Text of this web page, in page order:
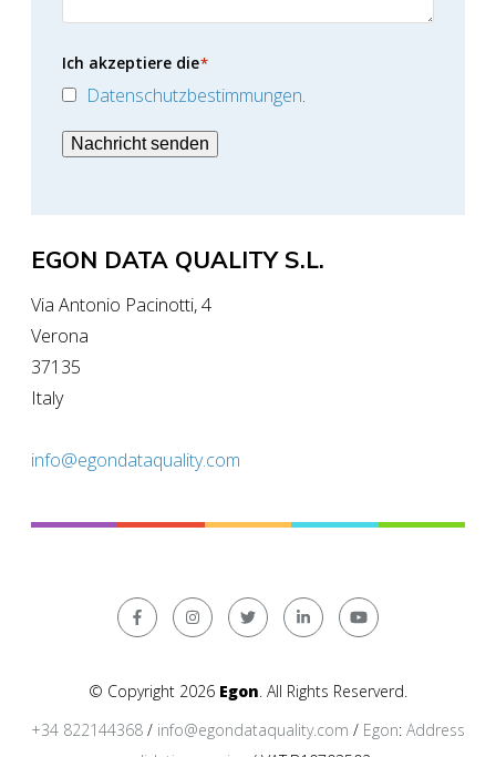
Ich akzeptiere die*
Datenschutzbestimmungen.
Nachricht senden
EGON DATA QUALITY S.L.
Via Antonio Pacinotti, 4
Verona
37135
Italy
info@egondataquality.com
© Copyright 2026 Egon . All Rights Reserverd.
+34 822144368 / info@egondataquality.com / Egon: Address